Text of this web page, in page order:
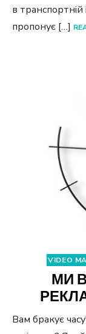
в транспортній
пропонує […]
VIDEO
МИ
Вам бракує